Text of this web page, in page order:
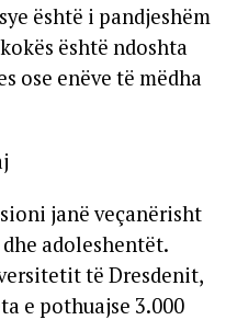
është i pandjeshëm
është ndoshta
ose enëve të mëdha
janë veçanërisht
adoleshentët.
të Dresdenit,
e pothuajse 3.000